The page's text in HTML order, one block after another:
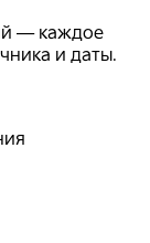
— каждое
и даты.